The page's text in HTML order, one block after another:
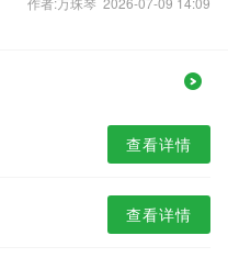
查看详情
查看详情